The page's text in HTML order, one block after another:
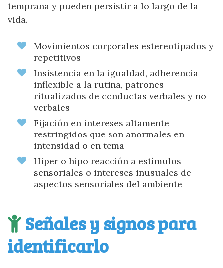
temprana y pueden persistir a lo largo de la
vida.
Movimientos corporales estereotipados y
repetitivos
Insistencia en la igualdad, adherencia
inflexible a la rutina, patrones
ritualizados de conductas verbales y no
verbales
Fijación en intereses altamente
restringidos que son anormales en
intensidad o en tema
Hiper o hipo reacción a estímulos
sensoriales o intereses inusuales de
aspectos sensoriales del ambiente
Señales y signos para
identificarlo